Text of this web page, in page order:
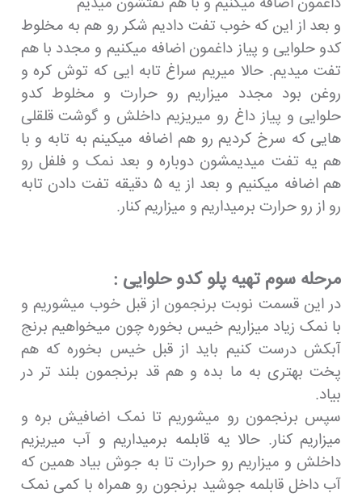
و بعد از این که خوب تفت دادیم شکر رو هم به مخلوط
کدو حلوایی و پیاز داغمون اضافه میکنیم و مجدد با هم
تفت میدیم. حالا میریم سراغ تابه ایی که توش کره و
روغن بود مجدد میزاریم رو حرارت و مخلوط کدو
حلوایی و پیاز داغ رو میریزیم داخلش و گوشت قلقلی
هایی که سرخ کردیم رو هم اضافه میکینم به تابه و با
هم یه تفت میدیمشون دوباره و بعد نمک و فلفل رو
هم اضافه میکنیم و بعد از یه ۵ دقیقه تفت دادن تابه
رو از رو حرارت برمیداریم و میزاریم کنار.
مرحله سوم تهیه پلو کدو حلوایی :
در این قسمت نوبت برنجمون از قبل خوب میشوریم و
با نمک زیاد میزاریم خیس بخوره چون میخواهیم برنج
آبکش درست کنیم باید از قبل خیس بخوره که هم
پخت بهتری به ما بده و هم قد برنجمون بلند تر در
بیاد.
سپس برنجمون رو میشوریم تا نمک اضافیش بره و
میزاریم کنار. حالا یه قابلمه برمیداریم و آب میریزیم
داخلش و میزاریم رو حرارت تا به جوش بیاد همین که
آب داخل قابلمه جوشید برنجون رو همراه با کمی نمک